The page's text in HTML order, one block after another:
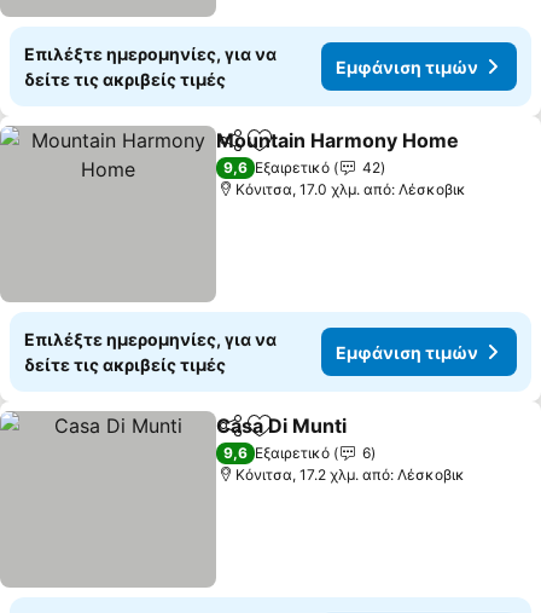
Επιλέξτε ημερομηνίες, για να
δείτε τις ακριβείς τιμές
Εμφάνιση τιμών
Κοινοποίηση
Προσθήκη στα αγαπημένα
Mountain Harmony Home
9,6 Εξαιρετικό
42
Κόνιτσα, 17.0 χλμ. από: Λέσκοβικ
Επιλέξτε ημερομηνίες, για να
δείτε τις ακριβείς τιμές
Εμφάνιση τιμών
Κοινοποίηση
Προσθήκη στα αγαπημένα
Casa Di Munti
9,6 Εξαιρετικό
6
Κόνιτσα, 17.2 χλμ. από: Λέσκοβικ